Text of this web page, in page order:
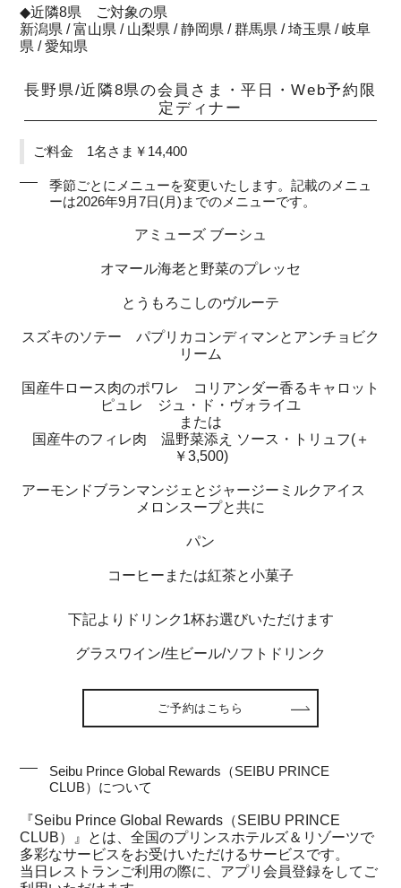
◆近隣8県 ご対象の県
新潟県 / 富山県 / 山梨県 / 静岡県 / 群馬県 / 埼玉県 / 岐阜
県 / 愛知県
長野県/近隣8県の会員さま・平日・Web予約限
定ディナー
ご料金 1名さま￥14,400
季節ごとにメニューを変更いたします。記載のメニュ
ーは2026年9月7日(月)までのメニューです。
アミューズ ブーシュ
オマール海老と野菜のプレッセ
とうもろこしのヴルーテ
スズキのソテー パプリカコンディマンとアンチョビク
リーム
国産牛ロース肉のポワレ コリアンダー香るキャロット
ピュレ ジュ・ド・ヴォライユ
または
国産牛のフィレ肉 温野菜添え ソース・トリュフ(＋
￥3,500)
アーモンドブランマンジェとジャージーミルクアイス
メロンスープと共に
パン
コーヒーまたは紅茶と小菓子
下記よりドリンク1杯お選びいただけます
グラスワイン/生ビール/ソフトドリンク
ご予約はこちら
Seibu Prince Global Rewards（SEIBU PRINCE
CLUB）について
『Seibu Prince Global Rewards（SEIBU PRINCE
CLUB）』とは、全国のプリンスホテルズ＆リゾーツで
多彩なサービスをお受けいただけるサービスです。
当日レストランご利用の際に、アプリ会員登録をしてご